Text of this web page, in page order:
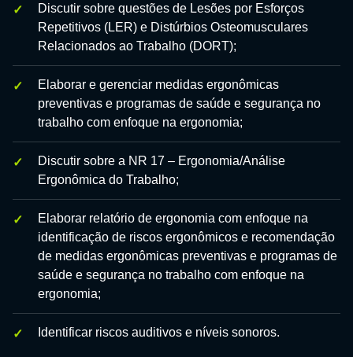
Discutir sobre questões de Lesões por Esforços
Repetitivos (LER) e Distúrbios Osteomusculares
Relacionados ao Trabalho (DORT);
Elaborar e gerenciar medidas ergonômicas
preventivas e programas de saúde e segurança no
trabalho com enfoque na ergonomia;
Discutir sobre a NR 17 – Ergonomia/Análise
Ergonômica do Trabalho;
Elaborar relatório de ergonomia com enfoque na
identificação de riscos ergonômicos e recomendação
de medidas ergonômicas preventivas e programas de
saúde e segurança no trabalho com enfoque na
ergonomia;
Identificar riscos auditivos e níveis sonoros.